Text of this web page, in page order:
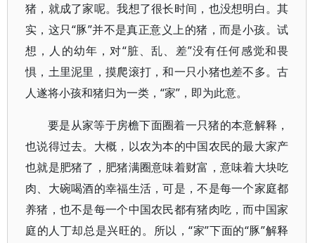
猪，就成了家呢。我想了很长时间，也没想明白。其
实，这只“豚”并不是真正意义上的猪，而是小孩。试
想，人的幼年，对“脏、乱、差”没有任何感觉和畏
惧，土里泥里，摸爬滚打，和一只小猪也差不多。古
人遂将小孩和猪归为一类，“家”，即为此意。
要是从家等于房檐下面圈着一只猪的本意解释，
也说得过去。大概，以农为本的中国农民的最大家产
也就是肥猪了，肥猪满圈意味着财富，意味着大块吃
肉、大碗喝酒的幸福生活，可是，不是每一个家庭都
养猪，也不是每一个中国农民都有猪肉吃，而中国家
庭的人丁却总是兴旺的。所以，“家”下面的“豚”解释